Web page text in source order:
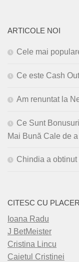
ARTICOLE NOI
Cele mai
Ce este Cash
Am renuntat la
Ce Sunt
Mai Bună Cale de
Chindia a
CITESC CU
Ioana Radu
J BetMeister
Cristina Lincu
Caietul Cristinei